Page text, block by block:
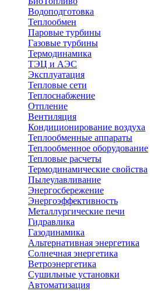
Водоподготовка
Теплообмен
Паровые турбины
Газовые турбины
Термодинамика
ТЭЦ и АЭС
Эксплуатация
Тепловые сети
Теплоснабжение
Отпление
Вентиляция
Кондиционирование воздуха
Теплообменные аппараты
Теплообменное оборудование
Тепловые расчеты
Термодинамические свойства
Пылеулавливание
Энергосбережение
Энергоэффективность
Металлургические печи
Гидравлика
Газодинамика
Альтернативная энергетика
Солнечная энергетика
Ветроэнергетика
Сушильные установки
Автоматизация